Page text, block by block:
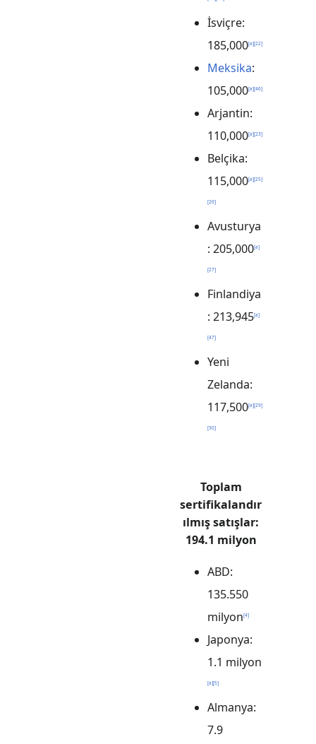
İsviçre:
185,000[a][22]
Meksika:
105,000[a][46]
Arjantin:
110,000[a][23]
Belçika:
115,000[a][25]
[26]
Avusturya
: 205,000[a]
[27]
Finlandiya
: 213,945[a]
[47]
Yeni
Zelanda:
117,500[a][29]
[30]
Toplam
sertifikalandır
ılmış satışlar:
194.1 milyon
ABD:
135.550
milyon[4]
Japonya:
1.1 milyon
[a][5]
Almanya:
7.9